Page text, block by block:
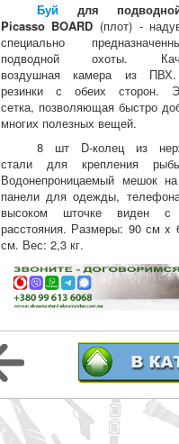
Буйдля
Picasso BOARD (плот) -
специально
подводной охоты.
воздушная камера из
резинки с обеих сторон.
сетка, позволяющая быстро
многих полезных вещей.
8 шт D-колец из
стали для крепления
Водонепроницаемый мешок
панели для одежды,
высоком шточке виден с
расстояния. Размеры: 90 см x
см. Вес: 2,3 кг.